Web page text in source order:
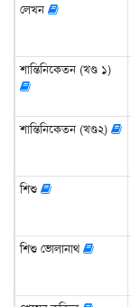
লেখন
শান্তিনিকেতন (খণ্ড ১)
শান্তিনিকেতন (খণ্ড২)
শিশু
শিশু ভোলানাথ